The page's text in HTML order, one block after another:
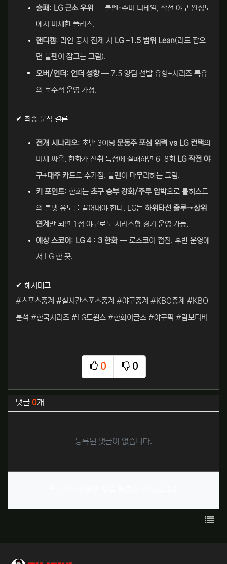
승패: LG 근소 우위 — 불펜·수비 디테일, 작전 야구 완성도
에서 미세한 플러스.
핸디캡: 라인 공시 전제 시 LG -1.5 범위 Lean(리드 잡으
면 불펜이 잠그는 그림).
오버/언더: 언더 성향— 7.5 양팀 선발 유형+시리즈 특유
의 보수적 운영 가정.
✔ 최종 분석 결론
전개 시나리오: 초반 3이닝 문동주 포심 위력 vs LG 컨택의
미세 싸움. 한화가 선취 득점에 실패하면 6–8회
LG 작전 야
구+대주 카드로 추가점, 불펜이 마무리하는 그림.
키 포인트: 한화는 초구 승부 강화/주루 압박으로 톨허스트
의 볼넷 유도를 끌어내야 한다. LG는 하위타선 출루→상위
연계 만 되면 1점 야구로도 시리즈형 경기 운영 가능.
예상 스코어: LG 4 : 3 한화— 로스코어 접전, 후반 운영에
서 LG 한 끗.
✔ 해시태그
#스포츠중계 #실시간스포츠중계 #야구중계 #KBO중계 #KBO
분석 #한국시리즈 #LG트윈스 #한화이글스 #야구픽 #람보티비
0
추천
0
비추천
관련자료
댓글 0개
등록된 댓글이 없습니다.
목록